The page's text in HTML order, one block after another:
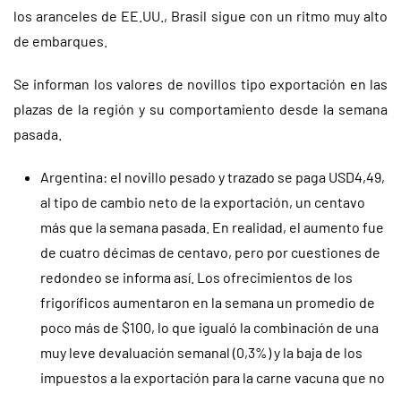
los aranceles de EE.UU., Brasil sigue con un ritmo muy alto
de embarques.
Se informan los valores de novillos tipo exportación en las
plazas de la región y su comportamiento desde la semana
pasada.
Argentina: el novillo pesado y trazado se paga USD4,49,
al tipo de cambio neto de la exportación, un centavo
más que la semana pasada. En realidad, el aumento fue
de cuatro décimas de centavo, pero por cuestiones de
redondeo se informa así. Los ofrecimientos de los
frigoríficos aumentaron en la semana un promedio de
poco más de $100, lo que igualó la combinación de una
muy leve devaluación semanal (0,3%) y la baja de los
impuestos a la exportación para la carne vacuna que no